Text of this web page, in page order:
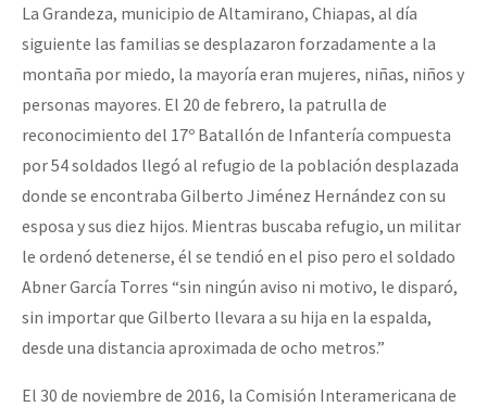
Video
Otras secciones
Semillero Guerra contra la Humanidad. (Las poblaciones y
la naturaleza bajo asedio)
Libros para descargar
Medios Libres
COVID-19
Contacto
La Grandeza, municipio de Altamirano, Chiapas, al día
siguiente las familias se desplazaron forzadamente a la
montaña por miedo, la mayoría eran mujeres, niñas, niños y
personas mayores. El 20 de febrero, la patrulla de
reconocimiento del 17º Batallón de Infantería compuesta
por 54 soldados llegó al refugio de la población desplazada
donde se encontraba Gilberto Jiménez Hernández con su
esposa y sus diez hijos. Mientras buscaba refugio, un militar
le ordenó detenerse, él se tendió en el piso pero el soldado
Abner García Torres “sin ningún aviso ni motivo, le disparó,
sin importar que Gilberto llevara a su hija en la espalda,
desde una distancia aproximada de ocho metros.”
El 30 de noviembre de 2016, la Comisión Interamericana de